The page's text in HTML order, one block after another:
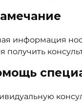
информация
получить